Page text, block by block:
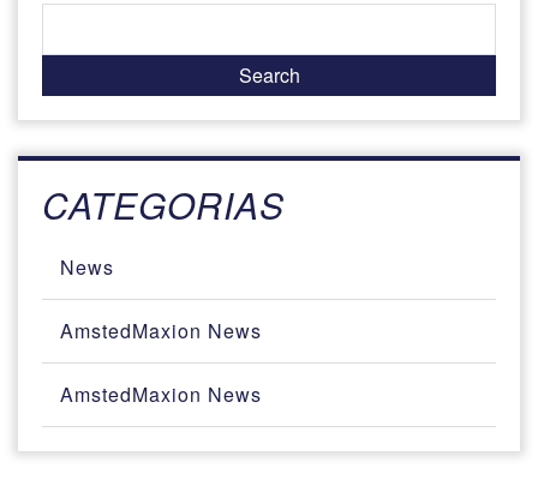
CATEGORIAS
News
AmstedMaxion News
AmstedMaxion News